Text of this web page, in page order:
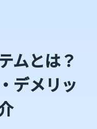
ムとは？
デメリッ